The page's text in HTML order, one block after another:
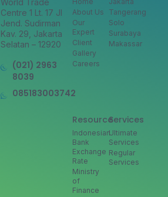
World Trade
Centre 1 Lt. 17 Jl
Jend. Sudirman
Kav. 29, Jakarta
Selatan – 12920
(021) 2963
8039
085183003742
About Us
Our
Expert
Client
Gallery
Careers
Services
Ultimate
Services
Regular
Services
Tangerang
Solo
Surabaya
Makassar
Resource
Indonesian
Bank
Exchange
Rate
Ministry
of
Finance